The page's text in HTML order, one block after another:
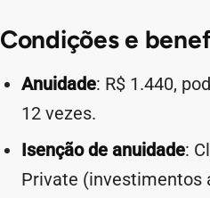
Condições e
Anuidade: R$ 1.440,
12 vezes.
Isenção de anuidade:
Private (investimentos